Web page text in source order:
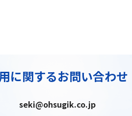
に関するお問い合わせ
seki@ohsugik.co.jp